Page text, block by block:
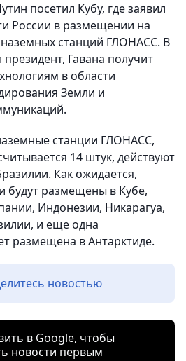
посетил Кубу, где заявил
России в размещении на
станций ГЛОНАСС. В
Гавана получит
в области
Земли и
станции ГЛОНАСС,
14 штук, действуют
Как ожидается,
будут размещены в Кубе,
Индонезии, Никарагуа,
и еще одна
размещена в Антарктиде.
новостью
в Google, чтобы
новости первым